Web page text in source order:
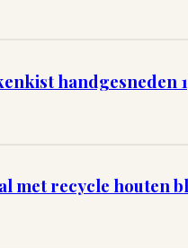
handgesneden
met recycle houten